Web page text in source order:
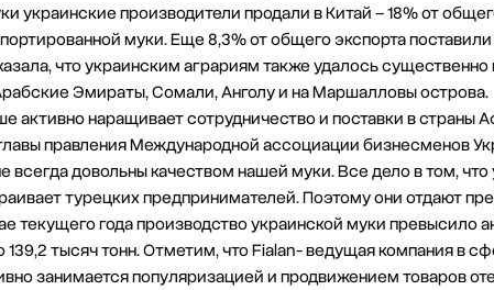
украинские производители продали в Китай – 18% от
муки. Еще 8,3% от общего экспорта
что украинским аграриям также удалось существенно
Эмираты, Сомали, Анголу и на Маршалловы острова.
активно наращивает сотрудничество и поставки в
правления Международной ассоциации бизнесменов
всегда довольны качеством нашей муки. Все дело в том,
турецких предпринимателей. Поэтому они отдают
текущего года производство украинской муки превысило
139,2 тысяч тонн. Отметим, чтоFialan- ведущая компания в
занимается популяризацией и продвижением товаров